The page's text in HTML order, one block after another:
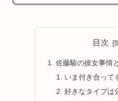
目次
佐藤駿の彼女事情
いま付き合って
好きなタイプは